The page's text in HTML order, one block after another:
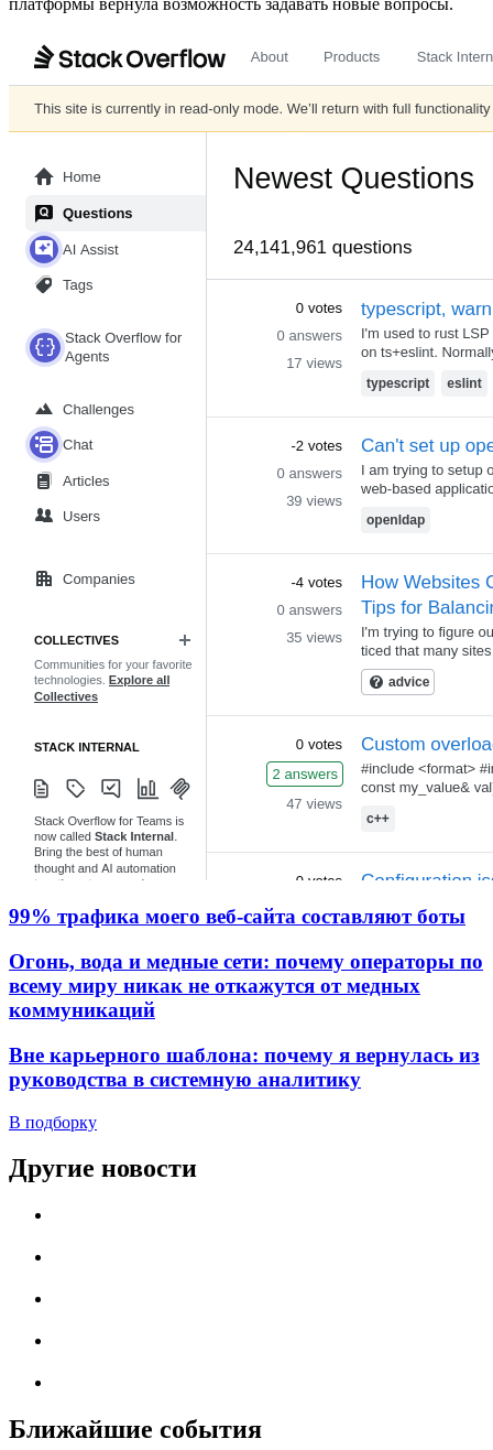
99% трафика моего веб‑сайта составляют боты
Огонь, вода и медные сети: почему операторы по
всему миру никак не откажутся от медных
коммуникаций
Вне карьерного шаблона: почему я вернулась из
руководства в системную аналитику
В подборку
Другие новости
Ближайшие события